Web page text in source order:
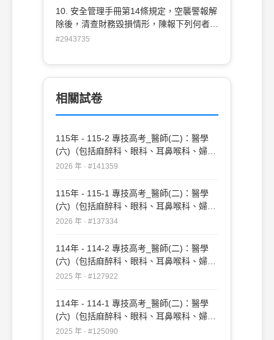
場，應以油漆界定其範圍，以免阻礙通行
(C)重要設施及通路、門戶、避難處所，應
10. 安全管理手冊第14條規定，空襲警報解
除後，清查財務毀損情形，陳報下列何者辦
理？ (A)機關首長 (B)事務單位主管 (C)上級
#2943735
相關試卷
115年 - 115-2 專技高考_醫師(二)：醫學
(六)（包括麻醉科、眼科、耳鼻喉科、婦產
科、復健科等科目及其相關臨床實例與醫學
2026 年 · #141359
115年 - 115-1 專技高考_醫師(二)：醫學
(六)（包括麻醉科、眼科、耳鼻喉科、婦產
科、復健科等科目及其相關臨床實例與醫學
2026 年 · #137334
114年 - 114-2 專技高考_醫師(二)：醫學
(六)（包括麻醉科、眼科、耳鼻喉科、婦產
科、復健科等科目及其相關臨床實例與醫學
2025 年 · #127922
114年 - 114-1 專技高考_醫師(二)：醫學
(六)（包括麻醉科、眼科、耳鼻喉科、婦產
科、復健科等科目及其相關臨床實例與醫學
2025 年 · #125090